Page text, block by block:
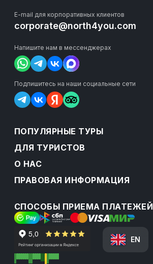
E-mail для корпоративных клиентов
corporate@north4you.com
Напишите нам в мессенджерах
Подпишитесь на наши социальные сети
ПОПУЛЯРНЫЕ ТУРЫ
ДЛЯ ТУРИСТОВ
О НАС
ПРАВОВАЯ ИНФОРМАЦИЯ
СПОСОБЫ ПРИЕМА ПЛАТЕЖЕЙ
EN